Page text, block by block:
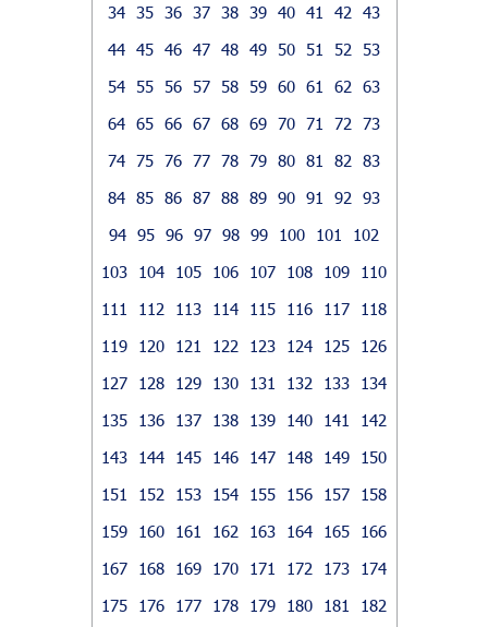
34
35 36 37 38 39 40 41 42
43
44 45 46 47 48 49 50 51 52
53
54
55 56 57 58 59 60 61 62
63
64 65 66 67 68 69 70 71 72
73
74 75 76 77 78 79 80 81 82
83
84 85 86 87 88 89 90 91 92
93
94 95 96 97 98 99 100 101
102
103
104 105 106 107 108 109
110
111
112 113 114 115 116 117
118
119
120 121 122 123 124 125
126
127
128 129 130 131 132 133
134
135
136 137 138 139 140 141
142
143
144 145 146 147 148 149
150
151
152 153 154 155 156 157
158
159
160 161 162 163 164 165
166
167
168 169 170 171 172 173
174
175
176 177 178 179 180 181
182